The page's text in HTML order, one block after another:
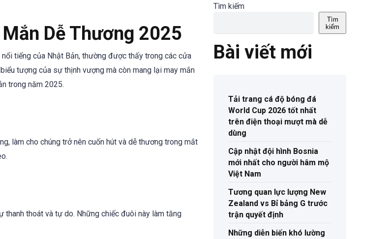
Dễ Thương 2025
tiếng của Nhật Bản, thường được thấy trong các cửa
tượng của sự thịnh vượng mà còn mang lại may mắn
trong năm 2025.
làm cho chúng trở nên cuốn hút và dễ thương trong mắt
thoát và tự do. Những chiếc đuôi này làm tăng
Tìm kiếm
Tìm
kiếm
Bài viết mới
Tải trang cá độ bóng đá
World Cup 2026 tốt nhất
trên điện thoại mượt mà dễ
dùng
Cập nhật đội hình Bosnia
mới nhất cho người hâm mộ
Việt Nam
Tương quan lực lượng New
Zealand vs Bỉ bảng G trước
trận quyết định
Những diễn biến khó lường